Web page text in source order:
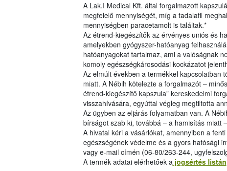
A Lak.I Medical Kft. által forgalmazott
megfelelő mennyiségét, míg a tadalafil
mennyiségben paracetamolt is találtak.*
Az étrend-kiegészítők az érvényes uniós és
amelyekben gyógyszer-hatóanyag
hatóanyagokat tartalmaz, ami a valóságnak
komoly egészségkárosodási kockázatot
Az elmúlt években a termékkel kapcsolatban
miatt. A Nébih kötelezte a forgalmazót –
étrend-kiegészítő kapszula” kereskedelmi
visszahívására, egyúttal végleg megtiltotta
Az ügyben az eljárás folyamatban van. A
bírságot szab ki, továbbá – a hamisítás miatt
A hivatal kéri a vásárlókat, amennyiben a
egészségének védelme és a gyors hatósági
vagy e-mail címén (06-80/263-244,
A termék adatai elérhetőek ajogsértés listán